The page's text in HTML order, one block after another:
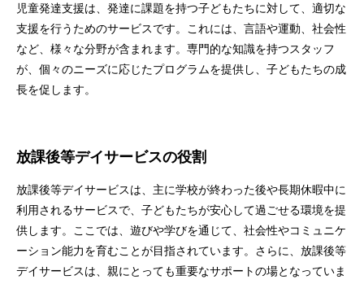
児童発達支援は、発達に課題を持つ子どもたちに対して、適切な
支援を行うためのサービスです。これには、言語や運動、社会性
など、様々な分野が含まれます。専門的な知識を持つスタッフ
が、個々のニーズに応じたプログラムを提供し、子どもたちの成
長を促します。
放課後等デイサービスの役割
放課後等デイサービスは、主に学校が終わった後や長期休暇中に
利用されるサービスで、子どもたちが安心して過ごせる環境を提
供します。ここでは、遊びや学びを通じて、社会性やコミュニケ
ーション能力を育むことが目指されています。さらに、放課後等
デイサービスは、親にとっても重要なサポートの場となっていま